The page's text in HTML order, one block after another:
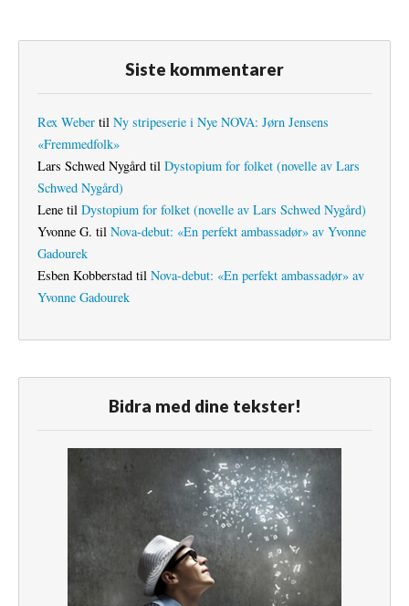
Siste kommentarer
Rex Weber til Ny stripeserie i Nye NOVA: Jørn Jensens
«Fremmedfolk»
Lars Schwed Nygård til Dystopium for folket (novelle av Lars
Schwed Nygård)
Lene til Dystopium for folket (novelle av Lars Schwed Nygård)
Yvonne G. til Nova-debut: «En perfekt ambassadør» av Yvonne
Gadourek
Esben Kobberstad til Nova-debut: «En perfekt ambassadør» av
Yvonne Gadourek
Bidra med dine tekster!